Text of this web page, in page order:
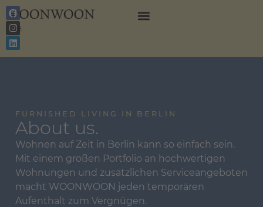
EN
DE
FURNISHED LIVING IN BERLIN
About us.
Wohnen auf Zeit in Berlin kann so einfach sein.
Mit einem großen Portfolio an hochwertigen
Wohnungen und zusätzlichen Serviceangeboten
macht WOONWOON jeden temporären
Aufenthalt zum Vergnügen.